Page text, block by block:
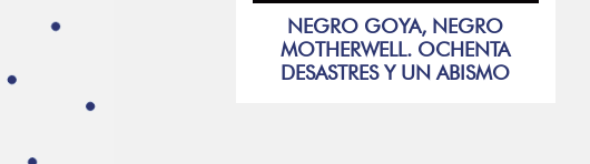
NEGRO GOYA, NEGRO
MOTHERWELL. OCHENTA
DESASTRES Y UN ABISMO